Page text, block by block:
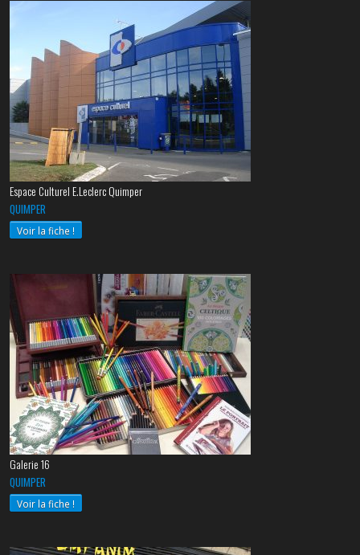
Espace Culturel E.Leclerc Quimper
QUIMPER
Voir la fiche !
Galerie 16
QUIMPER
Voir la fiche !